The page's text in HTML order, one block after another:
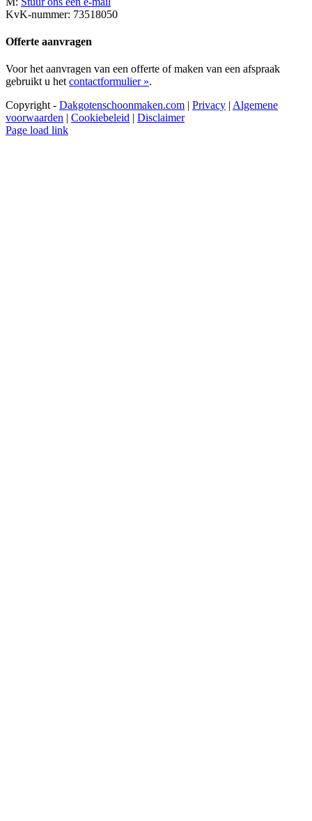
KvK-nummer: 73518050
Offerte aanvragen
Voor het aanvragen van een offerte of maken van een afspraak
gebruikt u het contactformulier ».
Copyright - Dakgotenschoonmaken.com | Privacy | Algemene
voorwaarden | Cookiebeleid | Disclaimer
Page load link